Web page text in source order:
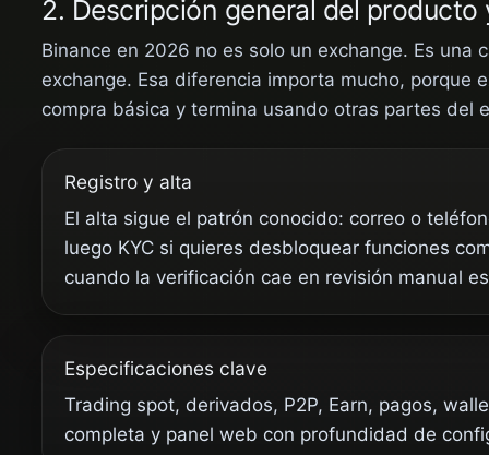
2. Descripción general del
Binance en 2026 no es solo un exchange. Es una
exchange. Esa diferencia importa mucho, porque
compra básica y termina usando otras partes del
Registro y alta
El alta sigue el patrón conocido: correo o
luego KYC si quieres desbloquear funciones
cuando la verificación cae en revisión manual
Especificaciones clave
Trading spot, derivados, P2P, Earn, pagos,
completa y panel web con profundidad de